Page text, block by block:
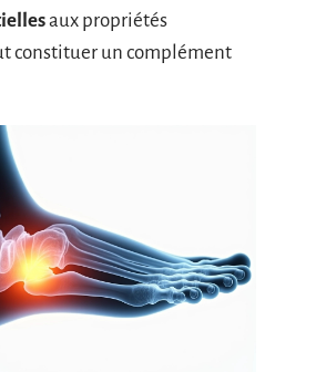
aux propriétés
constituer un complément